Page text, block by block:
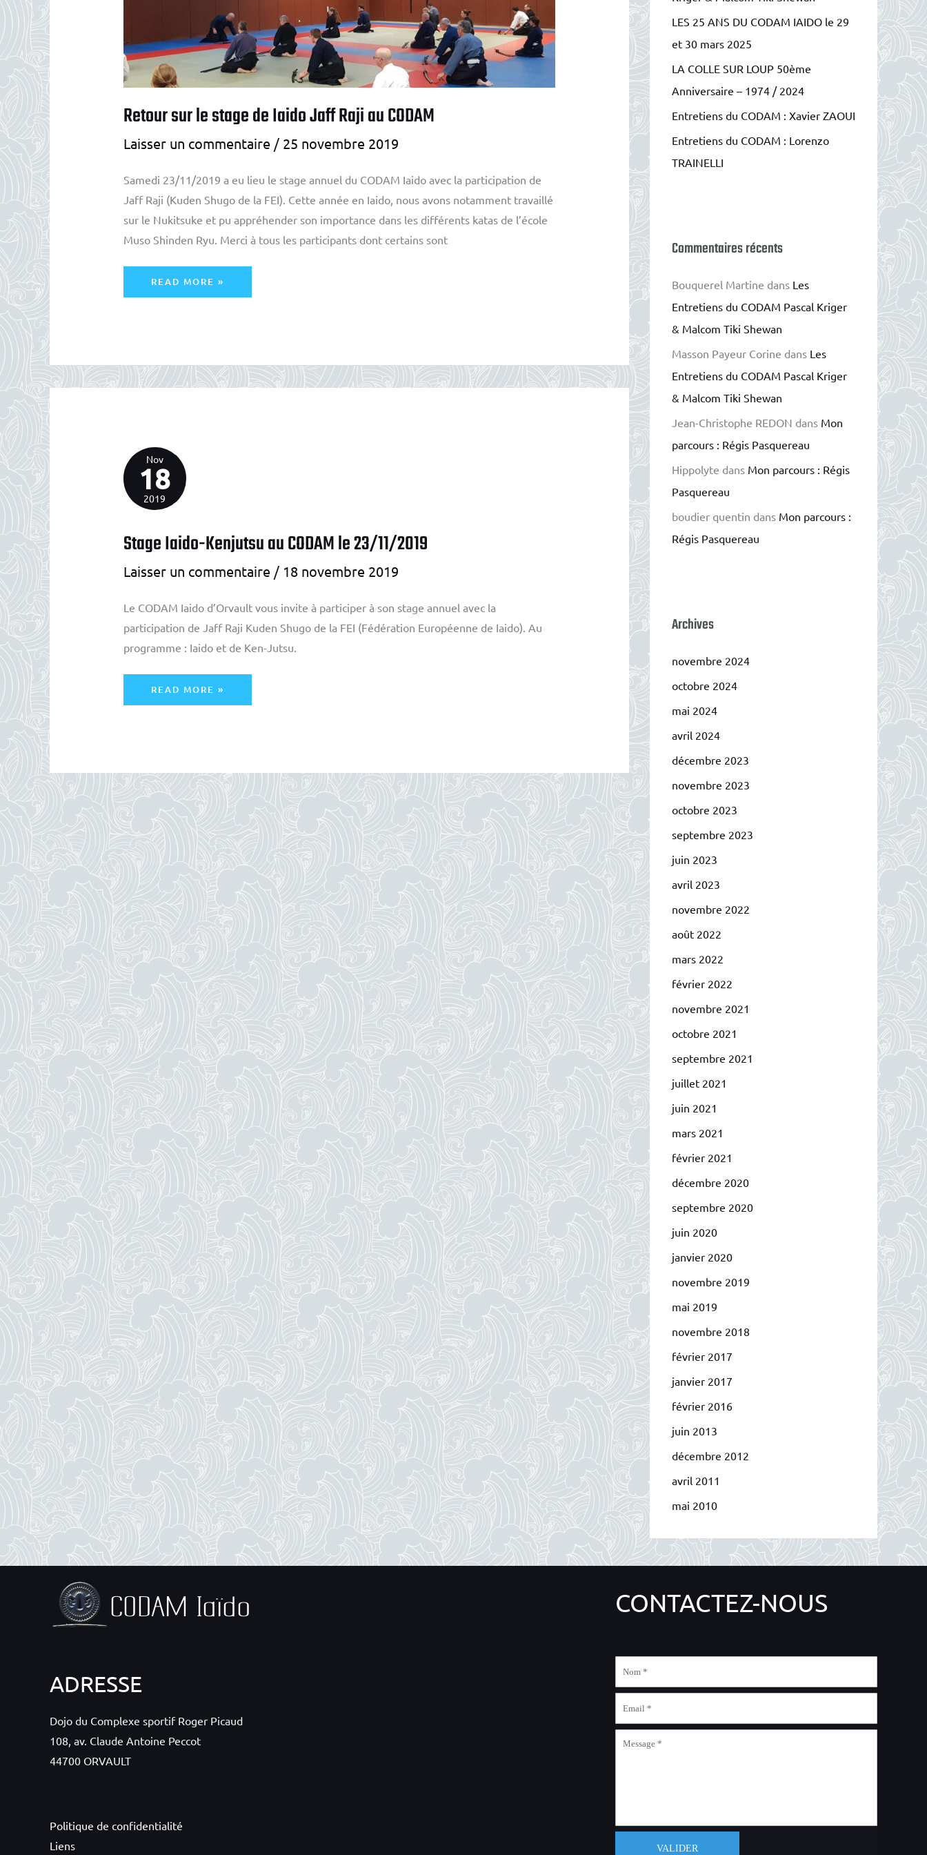
Retour sur le stage de Iaido Jaff Raji au CODAM
Laisser un commentaire / 25 novembre 2019
Samedi 23/11/2019 a eu lieu le stage annuel du CODAM Iaido avec la participation de
Jaff Raji (Kuden Shugo de la FEI). Cette année en Iaido, nous avons notamment travaillé
sur le Nukitsuke et pu appréhender son importance dans les différents katas de l’école
Muso Shinden Ryu. Merci à tous les participants dont certains sont
RETOUR
LE
READ MORE »
Nov
18
2019
Stage Iaido-Kenjutsu au CODAM le 23/11/2019
Laisser un commentaire / 18 novembre 2019
Le CODAM Iaido d’Orvault vous invite à participer à son stage annuel avec la
participation de Jaff Raji Kuden Shugo de la FEI (Fédération Européenne de Iaido). Au
programme : Iaido et de Ken-Jutsu.
STAGE
KENJUTSU
READ MORE »
e
r
LES 25 ANS DU CODAM IAIDO le 29
et 30 mars 2025
LA COLLE SUR LOUP 50ème
Anniversaire – 1974 / 2024
Entretiens du CODAM : Xavier ZAOUI
Entretiens du CODAM : Lorenzo
TRAINELLI
Commentaires récents
Bouquerel Martine dans Les
Entretiens du CODAM Pascal Kriger
& Malcom Tiki Shewan
Masson Payeur Corine dans Les
Entretiens du CODAM Pascal Kriger
& Malcom Tiki Shewan
Jean-Christophe REDON dans Mon
parcours : Régis Pasquereau
Hippolyte dans Mon parcours : Régis
Pasquereau
boudier quentin dans Mon parcours :
Régis Pasquereau
Archives
novembre 2024
octobre 2024
mai 2024
avril 2024
décembre 2023
novembre 2023
octobre 2023
septembre 2023
juin 2023
avril 2023
novembre 2022
août 2022
mars 2022
février 2022
novembre 2021
octobre 2021
septembre 2021
juillet 2021
juin 2021
mars 2021
février 2021
décembre 2020
septembre 2020
juin 2020
janvier 2020
novembre 2019
mai 2019
novembre 2018
février 2017
janvier 2017
février 2016
juin 2013
décembre 2012
avril 2011
mai 2010
ADRESSE
Dojo du Complexe sportif Roger Picaud
108, av. Claude Antoine Peccot
44700 ORVAULT
Politique de confidentialité
Liens
CONTACTEZ-NOUS
VALIDER